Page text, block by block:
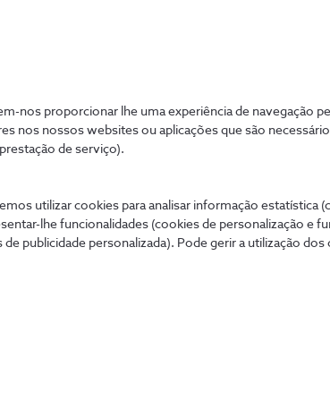
nos proporcionar lhe uma experiência de navegação
nos nossos websites ou aplicações que são
de serviço).
utilizar cookies para analisar informação estatística
lhe funcionalidades (cookies de personalização e
de publicidade personalizada). Pode gerir a utilização